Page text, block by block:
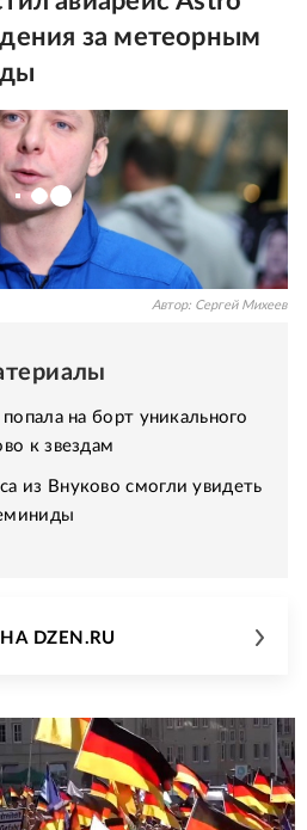
за метеорным
Автор: Сергей Михеев
на борт уникального
к звездам
из Внуково смогли увидеть
DZEN.RU